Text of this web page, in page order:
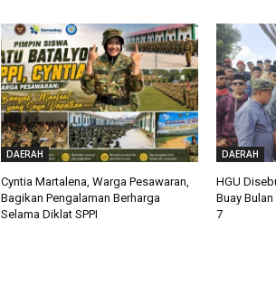
DAERAH
Cyntia Martalena, Warga Pesawaran,
Bagikan Pengalaman Berharga
Selama Diklat SPPI
DAERAH
HGU
Buay
7